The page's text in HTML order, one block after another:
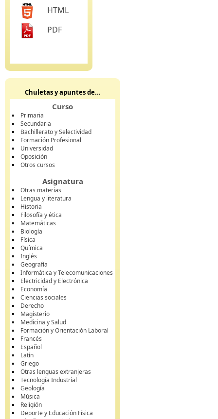
HTML
PDF
Chuletas y apuntes de...
Curso
Primaria
Secundaria
Bachillerato y Selectividad
Formación Profesional
Universidad
Oposición
Otros cursos
Asignatura
Otras materias
Lengua y literatura
Historia
Filosofía y ética
Matemáticas
Biología
Física
Química
Inglés
Geografía
Informática y Telecomunicaciones
Electricidad y Electrónica
Economía
Ciencias sociales
Derecho
Magisterio
Medicina y Salud
Formación y Orientación Laboral
Francés
Español
Latín
Griego
Otras lenguas extranjeras
Tecnología Industrial
Geología
Música
Religión
Deporte y Educación Física